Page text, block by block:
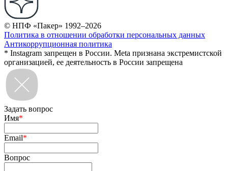
© НПФ «Пакер» 1992–2026
Политика в отношении обработки персональных данных
Антикоррупционная политика
* Instagram запрещен в России. Meta признана экстремистской
организацией, ее деятельность в России запрещена
Задать вопрос
Имя*
Email*
Вопрос